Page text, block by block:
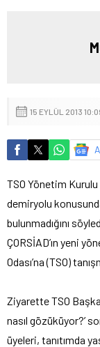
15 EYLÜL 2013
TSO Yönetim Kurulu
demiryolu
bulunmadığını
ÇORSİAD’ın yeni
Odası’na (TSO)
Ziyarette TSO
nasıl gözüküyor?’
üyeleri, tanıtımda